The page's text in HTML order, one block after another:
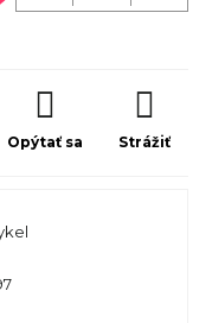
Opýtať sa Strážiť